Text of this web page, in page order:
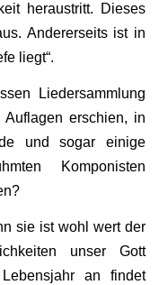
heraustritt. Dieses
Andererseits ist in
liegt“.
Liedersammlung
erschien, in
und sogar einige
Komponisten
sie ist wohl wert der
unser Gott
an findet